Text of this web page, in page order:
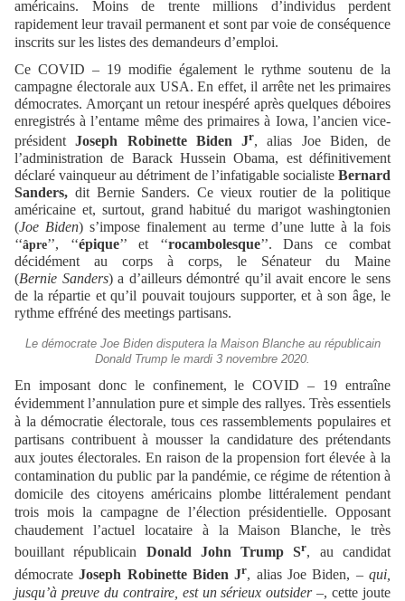
américains. Moins de trente millions d’individus perdent
rapidement leur travail permanent et sont par voie de conséquence
inscrits sur les listes des demandeurs d’emploi.
Ce COVID – 19 modifie également le rythme soutenu de la
campagne électorale aux USA. En effet, il arrête net les primaires
démocrates. Amorçant un retour inespéré après quelques déboires
enregistrés à l’entame même des primaires à Iowa, l’ancien vice-
présidentJoseph Robinette Biden Jr, alias Joe Biden, de
l’administration de Barack Hussein Obama, est définitivement
déclaré vainqueur au détriment de l’infatigable socialiste Bernard
Sanders, dit Bernie Sanders. Ce vieux routier de la politique
américaine et, surtout, grand habitué du marigot washingtonien
(Joe Biden) s’impose finalement au terme d’une lutte à la fois
‘‘âpre’’, ‘‘épique’’ et ‘‘rocambolesque’’. Dans ce combat
décidément au corps à corps, le Sénateur du Maine
(Bernie Sanders) a d’ailleurs démontré qu’il avait encore le sens
de la répartie et qu’il pouvait toujours supporter, et à son âge, le
rythme effréné des meetings partisans.
Le démocrate Joe Biden disputera la Maison Blanche au républicain
Donald Trump le mardi 3 novembre 2020.
En imposant donc le confinement, le COVID – 19 entraîne
évidemment l’annulation pure et simple des rallyes. Très essentiels
à la démocratie électorale, tous ces rassemblements populaires et
partisans contribuent à mousser la candidature des prétendants
aux joutes électorales. En raison de la propension fort élevée à la
contamination du public par la pandémie, ce régime de rétention à
domicile des citoyens américains plombe littéralement pendant
trois mois la campagne de l’élection présidentielle. Opposant
chaudement l’actuel locataire à la Maison Blanche, le très
bouillant républicain Donald John Trump Sr, au candidat
démocrateJoseph Robinette Biden Jr, alias Joe Biden, –qui,
jusqu’à preuve du contraire, est un sérieux outsider–, cette joute